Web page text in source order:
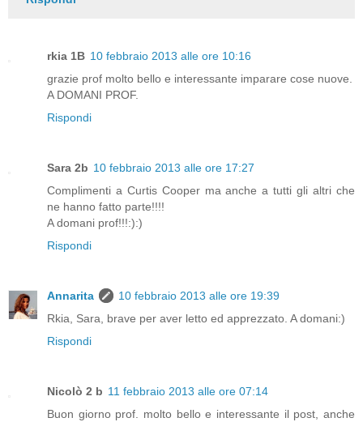
rkia 1B 10 febbraio 2013 alle ore 10:16
grazie prof molto bello e interessante imparare cose nuove.
A DOMANI PROF.
Rispondi
Sara 2b 10 febbraio 2013 alle ore 17:27
Complimenti a Curtis Cooper ma anche a tutti gli altri che
ne hanno fatto parte!!!!
A domani prof!!!:):)
Rispondi
Annarita
10 febbraio 2013 alle ore 19:39
Rkia, Sara, brave per aver letto ed apprezzato. A domani:)
Rispondi
Nicolò 2 b 11 febbraio 2013 alle ore 07:14
Buon giorno prof. molto bello e interessante il post, anche